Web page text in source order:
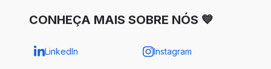
CONHEÇA MAIS SOBRE NÓS 💙
LinkedIn Instagram